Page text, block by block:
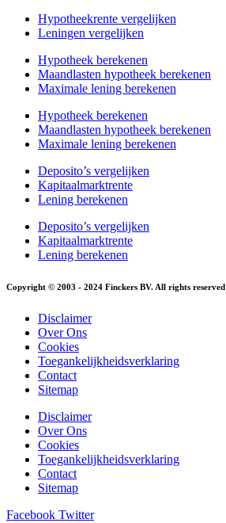
Hypotheekrente vergelijken
Leningen vergelijken
Hypotheek berekenen
Maandlasten hypotheek berekenen
Maximale lening berekenen
Hypotheek berekenen
Maandlasten hypotheek berekenen
Maximale lening berekenen
Deposito’s vergelijken
Kapitaalmarktrente
Lening berekenen
Deposito’s vergelijken
Kapitaalmarktrente
Lening berekenen
Copyright © 2003 - 2024 Finckers BV. All rights reserved
Disclaimer
Over Ons
Cookies
Toegankelijkheidsverklaring
Contact
Sitemap
Disclaimer
Over Ons
Cookies
Toegankelijkheidsverklaring
Contact
Sitemap
Facebook Twitter